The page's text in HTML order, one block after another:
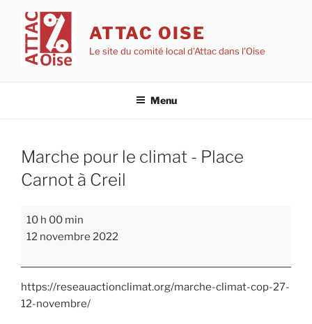
contenu
principal
ATTAC OISE
Le site du comité local d'Attac dans l'Oise
Menu
Marche pour le climat - Place
Carnot à Creil
Marche
pour
climat
-
Place
10 h 00 min
12 novembre 2022
https://reseauactionclimat.org/marche-climat-cop-27-
12-novembre/